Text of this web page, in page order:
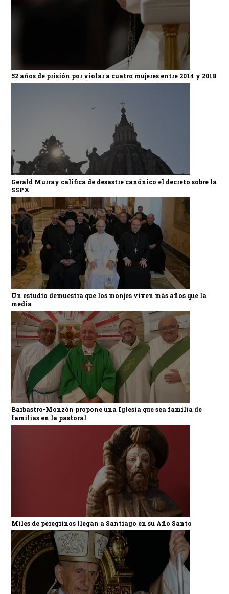
52 años de prisión por violar a cuatro mujeres entre 2014 y 2018
Gerald Murray califica de desastre canónico el decreto sobre la
SSPX
Un estudio demuestra que los monjes viven más años que la
media
Barbastro-Monzón propone una Iglesia que sea familia de
familias en la pastoral
Miles de peregrinos llegan a Santiago en su Año Santo